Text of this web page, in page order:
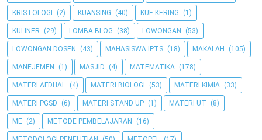
KRISTOLOGI (2) KUANSING (40) KUE KERING (1)
KULINER (29) LOMBA BLOG (38) LOWONGAN (53)
LOWONGAN DOSEN (43) MAHASISWA IPTS (18) MAKALAH (105)
MANEJEMEN (1) MASJID (4) MATEMATIKA (178)
MATERI AFDHAL (4) MATERI BIOLOGI (53) MATERI KIMIA (33)
MATERI PGSD (6) MATERI STAND UP (1) MATERI UT (8)
ME (2) METODE PEMBELAJARAN (16)